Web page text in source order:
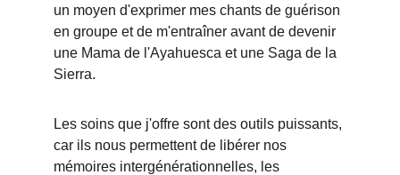
un moyen d'exprimer mes chants de guérison
en groupe et de m'entraîner avant de devenir
une Mama de l'Ayahuesca et une Saga de la
Sierra.
Les soins que j'offre sont des outils puissants,
car ils nous permettent de libérer nos
mémoires intergénérationnelles, les